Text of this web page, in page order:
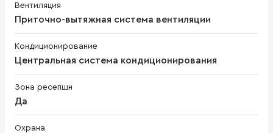
Вентиляция
Приточно-вытяжная система вентиляции
Кондиционирование
Центральная система кондиционирования
Зона ресепшн
Да
Охрана